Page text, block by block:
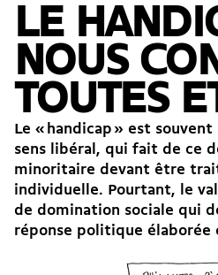
LE
NOUS
TOUTES
Le « handicap » est
sens libéral, qui fait de ce
minoritaire devant être
individuelle. Pourtant, le
de domination sociale qui
réponse politique élaborée